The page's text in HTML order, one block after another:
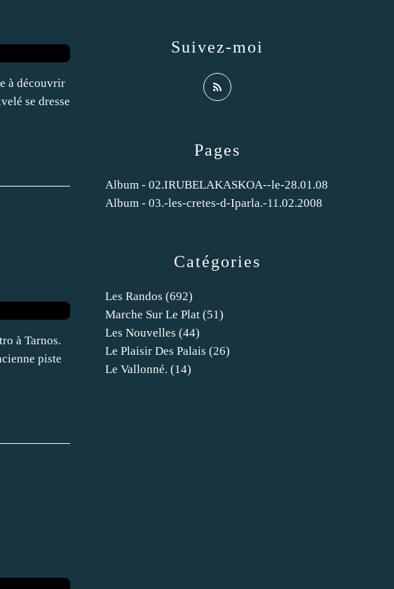
à découvrir
se dresse
à Tarnos.
piste
Catégories
Les Randos (692)
Marche Sur Le Plat (51)
Les Nouvelles (44)
Le Plaisir Des Palais (26)
Le Vallonné. (14)
Pages
Album - 02.IRUBELAKASKOA--le-28.01.08
Album - 03.-les-cretes-d-Iparla.-11.02.2008
Suivez-moi